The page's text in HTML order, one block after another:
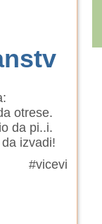
otrese.
da pi..i.
izvadi!
#vicevi